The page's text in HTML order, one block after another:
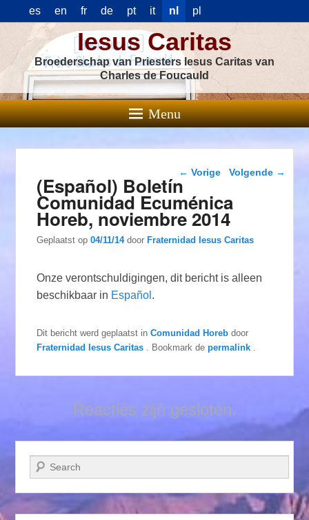
es en fr de pt it nl pl
Iesus Caritas
Broederschap van Priesters Iesus Caritas van
Charles de Foucauld
Menu
Berichtnavigatie
← Vorige Volgende →
(Español) Boletín
Comunidad Ecuménica
Horeb, noviembre 2014
Geplaatst op04/11/14 doorFraternidad Iesus Caritas
Onze verontschuldigingen, dit bericht is alleen
beschikbaar in Español .
Dit bericht werd geplaatst inComunidad Horeb door
Fraternidad Iesus Caritas
. Bookmark depermalink
Reacties zijn gesloten.
Zoeken